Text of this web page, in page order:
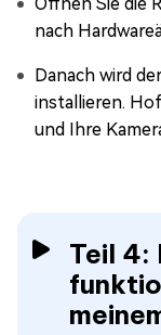
nach
Danach wird
installieren.
und Ihre
Teil 4: